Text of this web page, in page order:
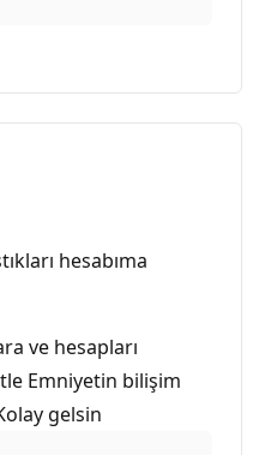
hesabıma
ve hesapları
Emniyetin bilişim
gelsin